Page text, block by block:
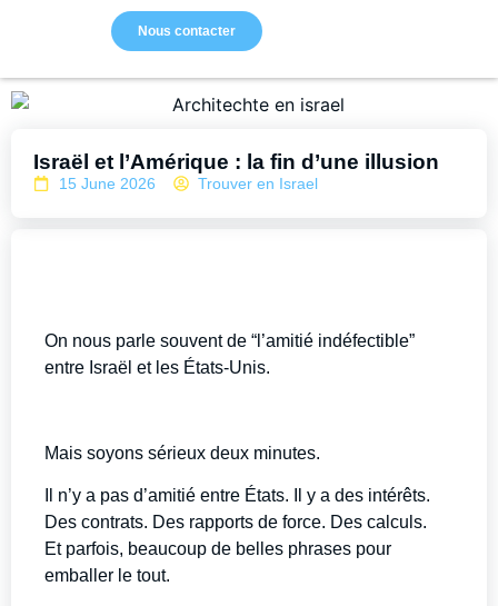
Nous contacter
Israël et l’Amérique : la fin d’une illusion
15 June 2026 Trouver en Israel
On nous parle souvent de “l’amitié indéfectible”
entre Israël et les États-Unis.
Mais soyons sérieux deux minutes.
Il n’y a pas d’amitié entre États. Il y a des intérêts.
Des contrats. Des rapports de force. Des calculs.
Et parfois, beaucoup de belles phrases pour
emballer le tout.